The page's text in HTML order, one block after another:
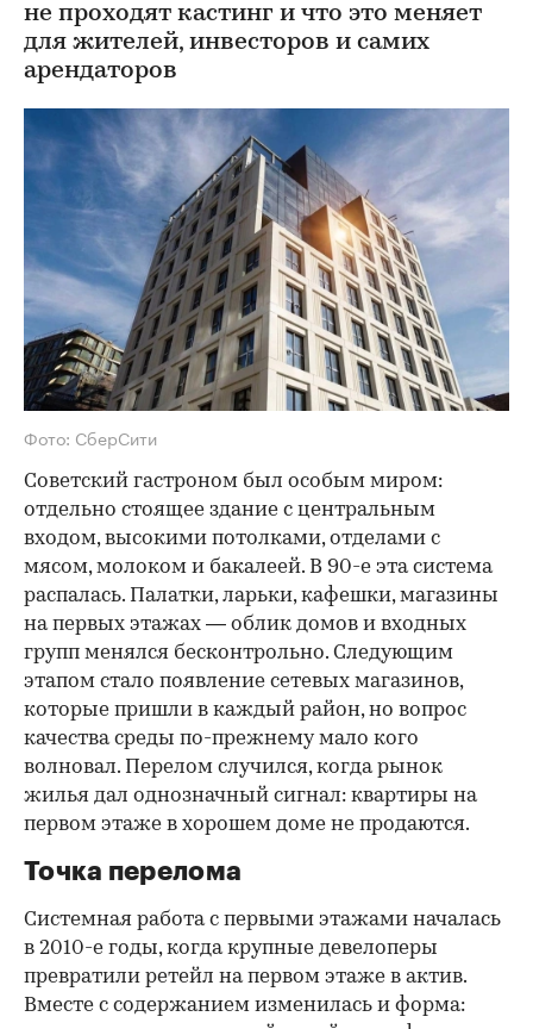
не проходят кастинг и что это меняет
для жителей, инвесторов и самих
арендаторов
Фото: СберСити
Советский гастроном был особым миром:
отдельно стоящее здание с центральным
входом, высокими потолками, отделами с
мясом, молоком и бакалеей. В 90-е эта система
распалась. Палатки, ларьки, кафешки, магазины
на первых этажах — облик домов и входных
групп менялся бесконтрольно. Следующим
этапом стало появление сетевых магазинов,
которые пришли в каждый район, но вопрос
качества среды по-прежнему мало кого
волновал. Перелом случился, когда рынок
жилья дал однозначный сигнал: квартиры на
первом этаже в хорошем доме не продаются.
Точка перелома
Системная работа с первыми этажами началась
в 2010-е годы, когда крупные девелоперы
превратили ретейл на первом этаже в актив.
Вместе с содержанием изменилась и форма: